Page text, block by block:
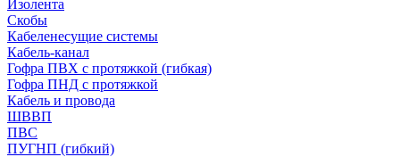
Изолента
Скобы
Кабеленесущие системы
Кабель-канал
Гофра ПВХ с протяжкой (гибкая)
Гофра ПНД с протяжкой
Кабель и провода
ШВВП
ПВС
ПУГНП (гибкий)